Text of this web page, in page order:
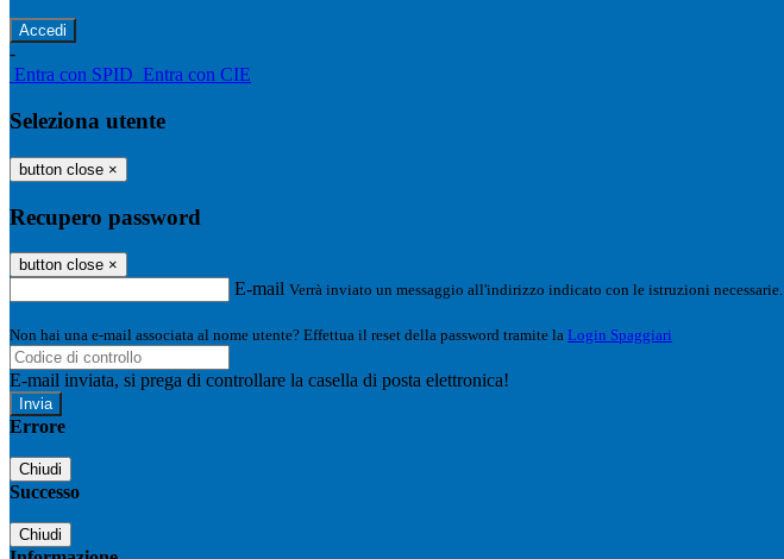
-
Entra con SPID Entra con CIE
Seleziona utente
button close ×
Recupero password
button close ×
E-mail Verrà inviato un messaggio all'indirizzo indicato con le istruzioni necessarie.
Non hai una e-mail associata al nome utente? Effettua il reset della password tramite la Login Spaggiari
E-mail inviata, si prega di controllare la casella di posta elettronica!
Errore
Chiudi
Successo
Chiudi